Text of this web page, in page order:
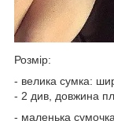
Розмір:
- велика сумка:
- 2 див, довжина
- маленька